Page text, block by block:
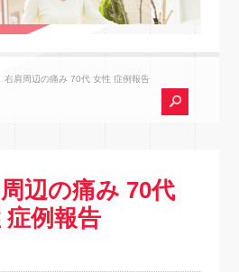
右肩周辺の痛み 70代 女性 症例報告
辺の痛み 70代
症例報告